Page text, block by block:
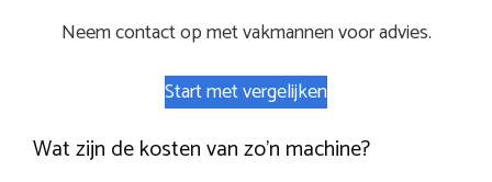
Neem contact op met vakmannen voor advies.
Start met vergelijken
Wat zijn de kosten van zo’n machine?